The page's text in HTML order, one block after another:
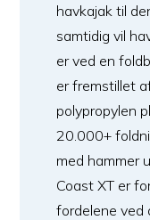
havkajak til
samtidig vil
er ved en
er fremstillet
polypropylen
20.000+
med hammer
Coast XT er
fordelene ved